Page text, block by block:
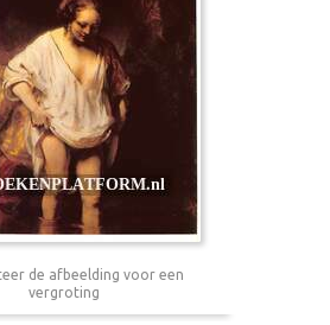
de afbeelding voor een
vergroting